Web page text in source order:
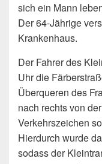
sich ein Mann
Der 64-Jährige
Krankenhaus.
Der Fahrer des
Uhr die
Überqueren des
nach rechts von
Verkehrszeichen
Hierdurch wurde
sodass der